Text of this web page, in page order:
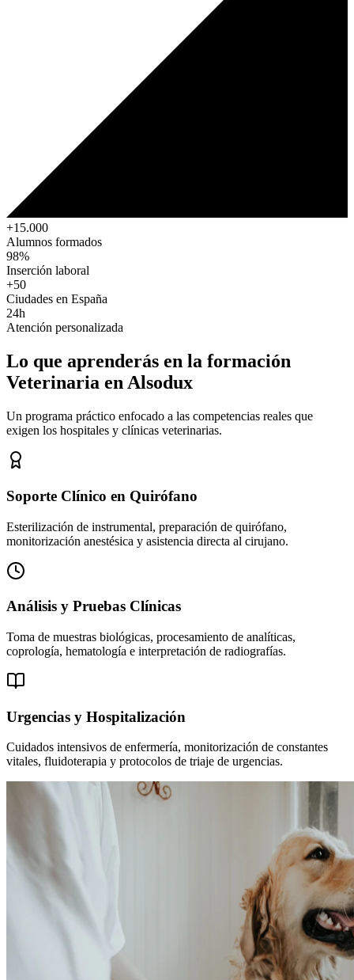
+15.000
Alumnos formados
98%
Inserción laboral
+50
Ciudades en España
24h
Atención personalizada
Lo que aprenderás en la formación
Veterinaria en Alsodux
Un programa práctico enfocado a las competencias reales que
exigen los hospitales y clínicas veterinarias.
Soporte Clínico en Quirófano
Esterilización de instrumental, preparación de quirófano,
monitorización anestésica y asistencia directa al cirujano.
Análisis y Pruebas Clínicas
Toma de muestras biológicas, procesamiento de analíticas,
coprología, hematología e interpretación de radiografías.
Urgencias y Hospitalización
Cuidados intensivos de enfermería, monitorización de constantes
vitales, fluidoterapia y protocolos de triaje de urgencias.